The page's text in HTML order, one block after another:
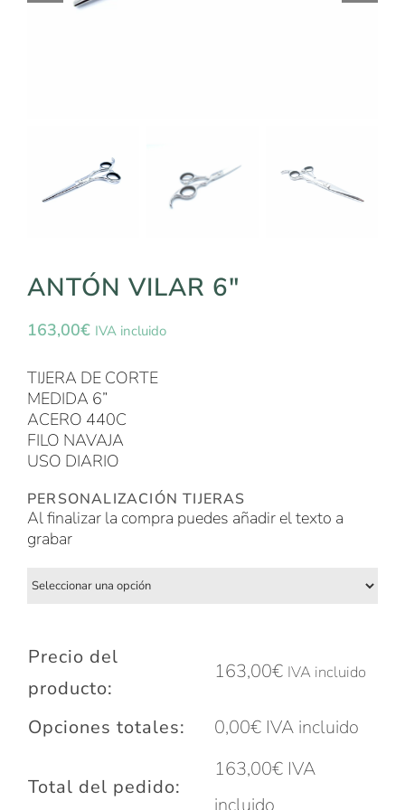
ANTÓN VILAR 6″
163,00€ IVA incluido
TIJERA DE CORTE
MEDIDA 6”
ACERO 440C
FILO NAVAJA
USO DIARIO
PERSONALIZACIÓN TIJERAS
Al finalizar la compra puedes añadir el texto a
grabar
Precio del
producto:
163,00€ IVA incluido
Opciones totales: 0,00€IVA incluido
Total del pedido:
163,00€IVA